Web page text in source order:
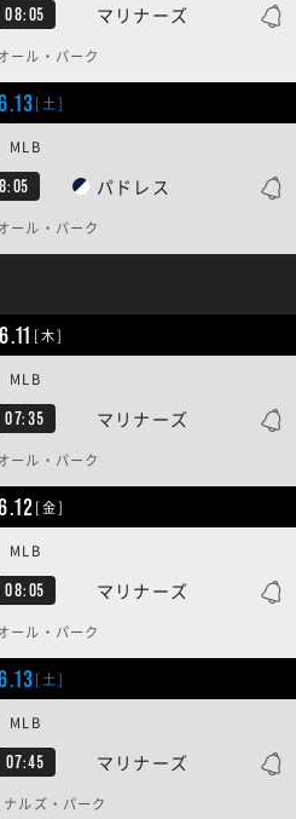
08:05 マリナーズ
ール・パーク
[土]
パドレス
MLB
ール・パーク
[木]
07:35 マリナーズ
MLB
ール・パーク
[金]
08:05 マリナーズ
MLB
ール・パーク
[土]
07:45 マリナーズ
MLB
ナルズ・パーク